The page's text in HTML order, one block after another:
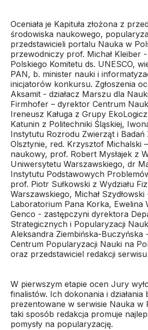
Oceniała je Kapituła złożona z
środowiska naukowego,
przedstawicieli portalu Nauka w
przewodniczy prof. Michał Kleiber
Polskiego Komitetu ds. UNESCO,
PAN, b. minister nauki i
inicjatorów konkursu. Zgłoszenia
Aksamit - działacz Marszu dla
Firmhofer – dyrektor Centrum
Ireneusz Kaługa z Grupy
Katunin z Politechniki Śląskiej,
Instytutu Rozrodu Zwierząt i
Olsztynie, red. Krzysztof Michalski
naukowy, prof. Robert Mysłajek z
Uniwersytetu Warszawskiego, dr
Instytutu Podstawowych
prof. Piotr Sułkowski z Wydziału
Warszawskiego, Michał Szydłowski
Laboratorium Pana Korka, Ewelina
Genco - zastępczyni dyrektora
Strategicznych i Popularyzacji
Aleksandra Ziembińska-Buczyńska
Centrum Popularyzacji Nauki na
oraz przedstawiciel redakcji
W pierwszym etapie ocen Jury
finalistów. Ich dokonania i działania
prezentowane w serwisie Nauka w
taki sposób redakcja promuje
pomysły na popularyzację.